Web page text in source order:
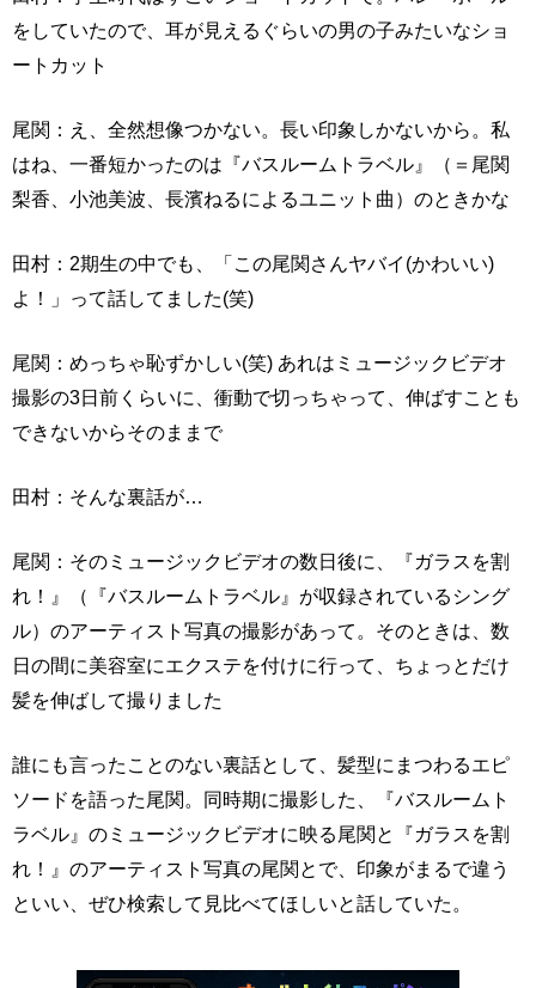
をしていたので、耳が見えるぐらいの男の子みたいなショ
ートカット
尾関：え、全然想像つかない。長い印象しかないから。私
はね、一番短かったのは『バスルームトラベル』（＝尾関
梨香、小池美波、長濱ねるによるユニット曲）のときかな
田村：2期生の中でも、「この尾関さんヤバイ(かわいい)
よ！」って話してました(笑)
尾関：めっちゃ恥ずかしい(笑) あれはミュージックビデオ
撮影の3日前くらいに、衝動で切っちゃって、伸ばすことも
できないからそのままで
田村：そんな裏話が…
尾関：そのミュージックビデオの数日後に、『ガラスを割
れ！』（『バスルームトラベル』が収録されているシング
ル）のアーティスト写真の撮影があって。そのときは、数
日の間に美容室にエクステを付けに行って、ちょっとだけ
髪を伸ばして撮りました
誰にも言ったことのない裏話として、髪型にまつわるエピ
ソードを語った尾関。同時期に撮影した、『バスルームト
ラベル』のミュージックビデオに映る尾関と『ガラスを割
れ！』のアーティスト写真の尾関とで、印象がまるで違う
といい、ぜひ検索して見比べてほしいと話していた。